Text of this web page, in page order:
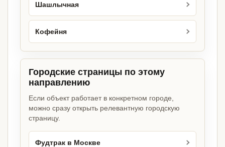
Шашлычная
Кофейня
Городские страницы по этому
направлению
Если объект работает в конкретном городе,
можно сразу открыть релевантную городскую
страницу.
Фудтрак в Москве